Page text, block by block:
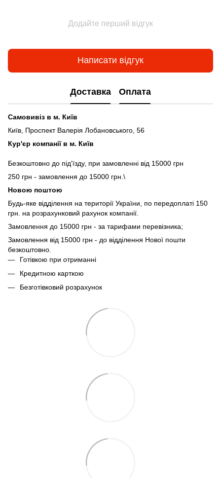
Додайте перший відгук
Написати відгук
Доставка Оплата
Самовивіз в м. Київ
Київ, Проспект Валерія Лобановського, 56
Кур'єр компанії в м. Київ
Безкоштовно до під'їзду, при замовленні від 15000 грн
250 грн - замовлення до 15000 грн.\
Новою поштою
Будь-яке відділення на території України, по передоплаті 150
грн. на розрахунковий рахунок компанії.
Замовлення до 15000 грн - за тарифами перевізника;
Замовлення від 15000 грн - до відділення Нової пошти
безкоштовно.
Готівкою при отриманні
Кредитною карткою
Безготівковий розрахунок